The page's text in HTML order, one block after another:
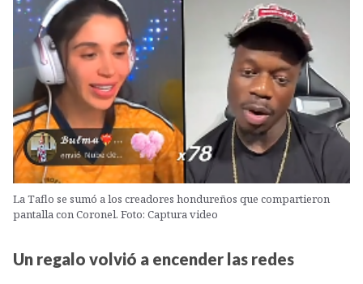
La Taflo se sumó a los creadores hondureños que compartieron
pantalla con Coronel. Foto: Captura video
Un regalo volvió a encender las redes